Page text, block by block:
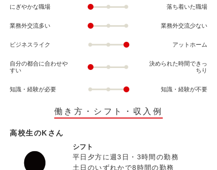
にぎやかな職場 落ち着いた職場
業務外交流多い 業務外交流少ない
ビジネスライク アットホーム
自分の都合に合わせや
すい
決められた時間できっ
ちり
知識・経験が必要 知識・経験が不要
働き方・シフト・収入例
高校生のKさん
シフト
平日夕方に週3日・3時間の勤務
土日のいずれかで8時間の勤務